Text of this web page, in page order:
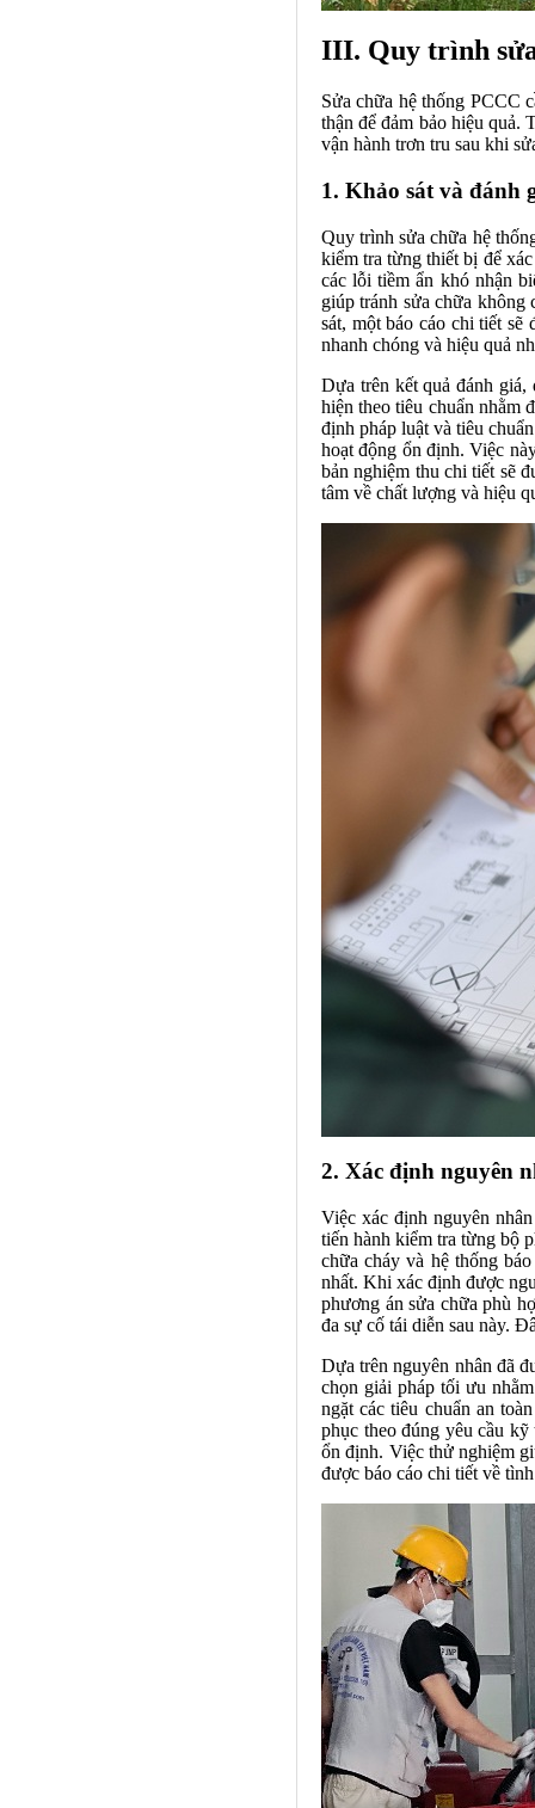
III. Quy trình
Sửa chữa hệ thống PCCC
thận để đảm bảo hiệu quả.
vận hành trơn tru sau khi
1. Khảo sát và đánh
Quy trình sửa chữa hệ
kiểm tra từng thiết bị để
các lỗi tiềm ẩn khó nhận
giúp tránh sửa chữa không
sát, một báo cáo chi tiết sẽ
nhanh chóng và hiệu quả
Dựa trên kết quả đánh
hiện theo tiêu chuẩn nhằm
định pháp luật và tiêu
hoạt động ổn định. Việc
bản nghiệm thu chi tiết sẽ
tâm về chất lượng và hiệu
2. Xác định nguyên
Việc xác định nguyên
tiến hành kiểm tra từng bộ
chữa cháy và hệ thống
nhất. Khi xác định được
phương án sửa chữa phù
đa sự cố tái diễn sau này.
Dựa trên nguyên nhân đã
chọn giải pháp tối ưu
ngặt các tiêu chuẩn an
phục theo đúng yêu cầu
ổn định. Việc thử nghiệm
được báo cáo chi tiết về